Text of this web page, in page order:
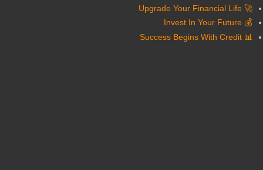
🚀 Upgrade Your Financial Life
💰 Invest In Your Future
📊 Success Begins With Credit